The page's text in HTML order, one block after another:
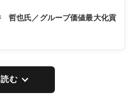
哲也氏／グループ価値最大化貢
む